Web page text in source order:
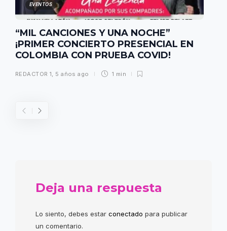
EVENTOS
“MIL CANCIONES Y UNA NOCHE”
¡PRIMER CONCIERTO PRESENCIAL EN
COLOMBIA CON PRUEBA COVID!
REDACTOR 1, 5 años ago 1 min
Deja una respuesta
Lo siento, debes estar conectado para publicar
un comentario.